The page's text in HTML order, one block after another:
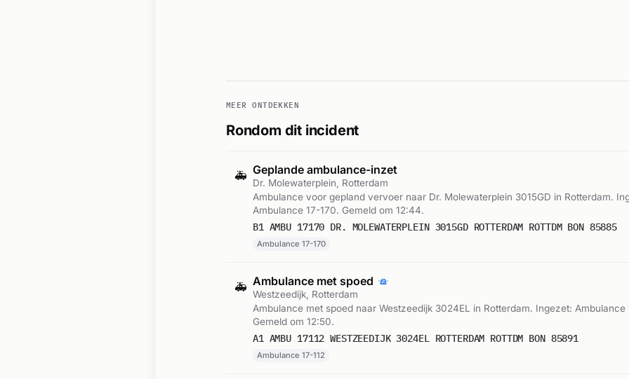
MEER ONTDEKKEN
Rondom dit incident
🚑 Geplande ambulance-inzet
Dr. Molewaterplein, Rotterdam
Ambulance voor gepland vervoer naar Dr. Molewaterplein 3015GD in Rotterdam.
Ambulance 17-170. Gemeld om 12:44.
B1 AMBU 17170 DR. MOLEWATERPLEIN 3015GD ROTTERDAM ROTTDM BON 85885
Ambulance 17-170
🚑 Ambulance met spoed
Westzeedijk, Rotterdam
Ambulance met spoed naar Westzeedijk 3024EL in Rotterdam. Ingezet: Ambulance
Gemeld om 12:50.
A1 AMBU 17112 WESTZEEDIJK 3024EL ROTTERDAM ROTTDM BON 85891
Ambulance 17-112